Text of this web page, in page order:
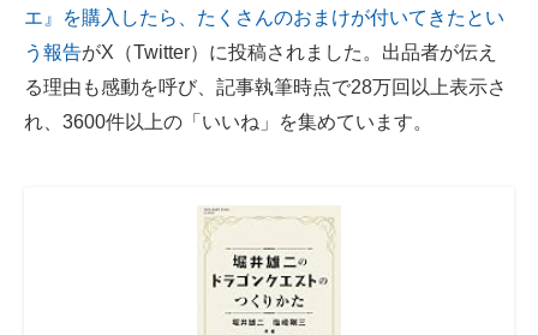
ITの今と未来を見通す
スマホと通信の最新トレンド
進化するPCとデバイスの未来
ビジネスと働き方のヒント
エ』を購入したら、たくさんのおまけが付いてきたとい
う報告がX（Twitter）に投稿されました。出品者が伝え
る理由も感動を呼び、記事執筆時点で28万回以上表示さ
れ、3600件以上の「いいね」を集めています。